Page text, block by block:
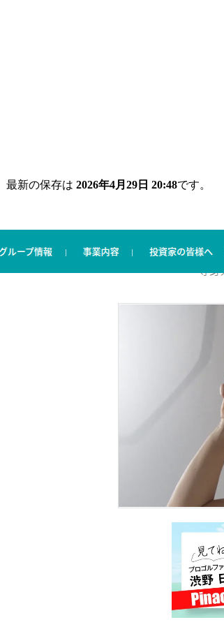
、最新の保存は 2026年4月29日 20:48です。